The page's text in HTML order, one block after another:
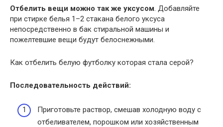
Отбелить вещи можно так же уксусом. Добавляйте
при стирке белья 1–2 стакана белого уксуса
непосредственно в бак стиральной машины и
пожелтевшие вещи будут белоснежными.
Как отбелить белую футболку которая стала серой?
Последовательность действий:
Приготовьте раствор, смешав холодную воду с
отбеливателем, порошком или хозяйственным